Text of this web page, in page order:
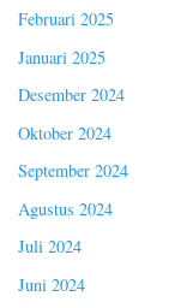
Februari 2025
Januari 2025
Desember 2024
Oktober 2024
September 2024
Agustus 2024
Juli 2024
Juni 2024